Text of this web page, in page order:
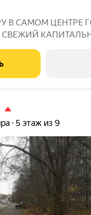
В САМОМ ЦЕНТРЕ
СВЕЖИЙ
-
ПОЛНОСТЬЮ
5 этаж из 9